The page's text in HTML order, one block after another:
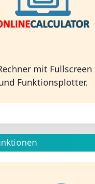
mit
Funktionsplotter.